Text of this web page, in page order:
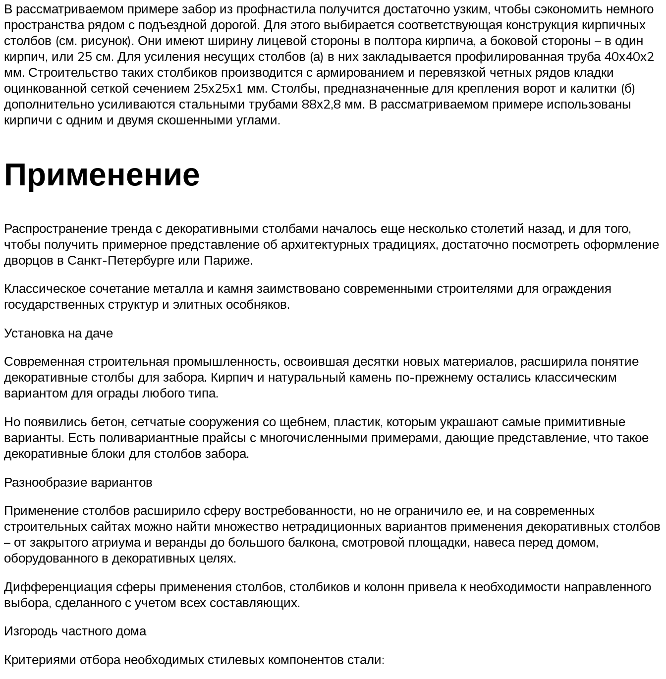
В рассматриваемом примере забор из профнастила получится достаточно узким, чтобы сэкономить немного
пространства рядом с подъездной дорогой. Для этого выбирается соответствующая конструкция кирпичных
столбов (см. рисунок). Они имеют ширину лицевой стороны в полтора кирпича, а боковой стороны – в один
кирпич, или 25 см. Для усиления несущих столбов (а) в них закладывается профилированная труба 40х40х2
мм. Строительство таких столбиков производится с армированием и перевязкой четных рядов кладки
оцинкованной сеткой сечением 25х25х1 мм. Столбы, предназначенные для крепления ворот и калитки (б)
дополнительно усиливаются стальными трубами 88х2,8 мм. В рассматриваемом примере использованы
кирпичи с одним и двумя скошенными углами.
Применение
Распространение тренда с декоративными столбами началось еще несколько столетий назад, и для того,
чтобы получить примерное представление об архитектурных традициях, достаточно посмотреть оформление
дворцов в Санкт-Петербурге или Париже.
Классическое сочетание металла и камня заимствовано современными строителями для ограждения
государственных структур и элитных особняков.
Установка на даче
Современная строительная промышленность, освоившая десятки новых материалов, расширила понятие
декоративные столбы для забора. Кирпич и натуральный камень по-прежнему остались классическим
вариантом для ограды любого типа.
Но появились бетон, сетчатые сооружения со щебнем, пластик, которым украшают самые примитивные
варианты. Есть поливариантные прайсы с многочисленными примерами, дающие представление, что такое
декоративные блоки для столбов забора.
Разнообразие вариантов
Применение столбов расширило сферу востребованности, но не ограничило ее, и на современных
строительных сайтах можно найти множество нетрадиционных вариантов применения декоративных столбов
– от закрытого атриума и веранды до большого балкона, смотровой площадки, навеса перед домом,
оборудованного в декоративных целях.
Дифференциация сферы применения столбов, столбиков и колонн привела к необходимости направленного
выбора, сделанного с учетом всех составляющих.
Изгородь частного дома
Критериями отбора необходимых стилевых компонентов стали: